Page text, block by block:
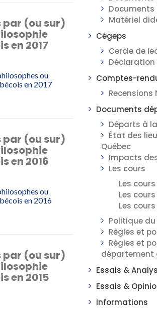
(ou sur)
en 2017
ou
en 2017
(ou sur)
en 2016
ou
en 2016
(ou sur)
en 2015
Documents
Matériel
Cégeps
Cercle de
Déclaration
Comptes-
Recensions
Documents
Départs à
État des
Québec
Impacts
Les cours
Les
Les
Les
Politique
Règles et
Règles et
département
Essais &
Essais &
Informations